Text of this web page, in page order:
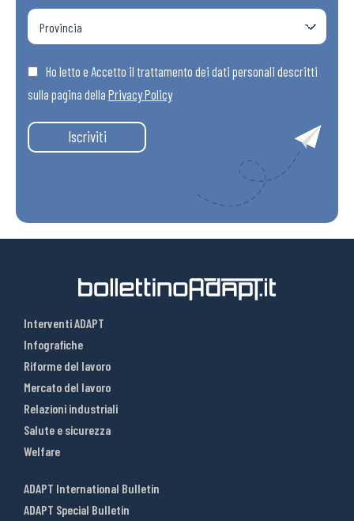
Ho letto e Accetto il trattamento dei dati personali descritti
sulla pagina della Privacy Policy
Iscriviti
Interventi ADAPT
Infografiche
Riforme del lavoro
Mercato del lavoro
Relazioni industriali
Salute e sicurezza
Welfare
ADAPT International Bulletin
ADAPT Special Bulletin